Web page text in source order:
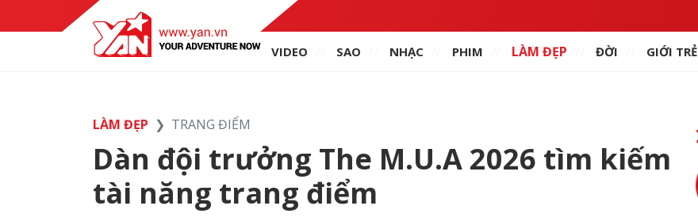
VIDEO SAO NHẠC PHIM LÀM ĐẸP ĐỜI GIỚI TRẺ
LÀM ĐẸP TRANG ĐIỂM
Dàn đội trưởng The M.U.A 2026 tìm kiếm
tài năng trang điểm